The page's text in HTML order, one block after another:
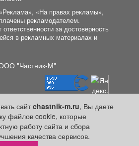
сайтchastnik-m.ru, Вы даете
файлов cookie, которые
работу сайта и сбора
качества сервисов.
«На правах рекламы»,
рекламодателем.
за достоверность
в рекламных материалах и
"Частник-М"